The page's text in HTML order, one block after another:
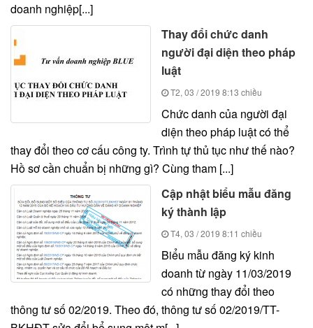
doanh nghiệp[...]
Thay đổi chức danh
người đại diện theo pháp
luật
T2, 03 / 2019 8:13 chiều
Chức danh của người đại
diện theo pháp luật có thể
thay đổi theo cơ cấu công ty. Trình tự thủ tục như thế nào?
Hồ sơ cần chuẩn bị những gì? Cùng tham [...]
Cập nhật biểu mẫu đăng
ký thành lập
T4, 03 / 2019 8:11 chiều
Biểu mẫu đăng ký kinh
doanh từ ngày 11/03/2019
có những thay đổi theo
thông tư số 02/2019. Theo đó, thông tư số 02/2019/TT-